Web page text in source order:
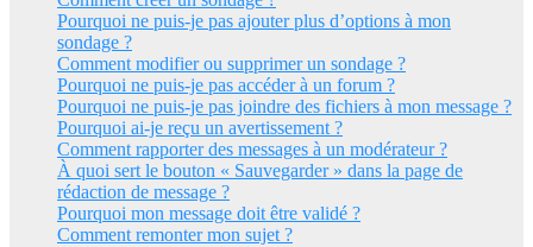
Pourquoi ne puis-je pas ajouter plus d’options à mon
sondage ?
Comment modifier ou supprimer un sondage ?
Pourquoi ne puis-je pas accéder à un forum ?
Pourquoi ne puis-je pas joindre des fichiers à mon message ?
Pourquoi ai-je reçu un avertissement ?
Comment rapporter des messages à un modérateur ?
À quoi sert le bouton « Sauvegarder » dans la page de
rédaction de message ?
Pourquoi mon message doit être validé ?
Comment remonter mon sujet ?